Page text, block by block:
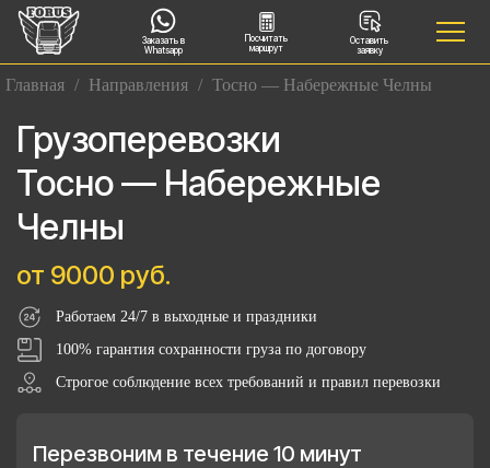
Заказать в
Whatsapp
Посчитать
маршрут
Оставить
заявку
Главная / Направления / Тосно — Набережные Челны
Грузоперевозки
Тосно — Набережные
Челны
от 9000 руб.
Работаем 24/7 в выходные и праздники
100% гарантия сохранности груза по договору
Строгое соблюдение всех требований и правил перевозки
Перезвоним в течение 10 минут